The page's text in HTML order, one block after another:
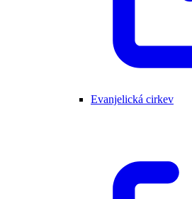
Evanjelická cirkev